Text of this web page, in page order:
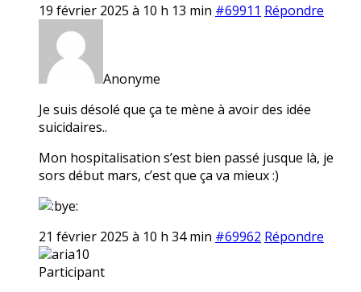
19 février 2025 à 10 h 13 min #69911 Répondre
Anonyme
Je suis désolé que ça te mène à avoir des idée
suicidaires..
Mon hospitalisation s’est bien passé jusque là, je
sors début mars, c’est que ça va mieux :)
21 février 2025 à 10 h 34 min #69962 Répondre
aria10
Participant